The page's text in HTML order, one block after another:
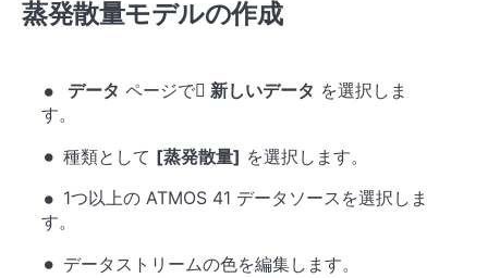
蒸発散量モデルの作成
データ ページで 新しいデータ を選択しま
す。
種類として [蒸発散量] を選択します。
1つ以上の ATMOS 41 データソースを選択しま
す。
データストリームの色を編集します。